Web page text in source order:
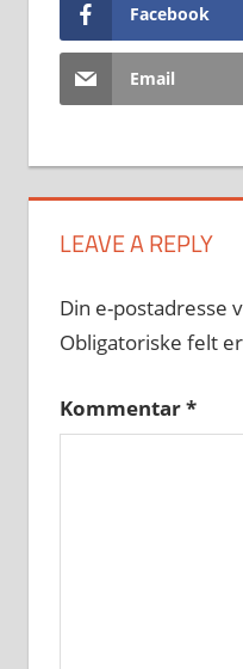
Facebook
Email
LEAVE A REPLY
Din e-postadresse
Obligatoriske felt
Kommentar*